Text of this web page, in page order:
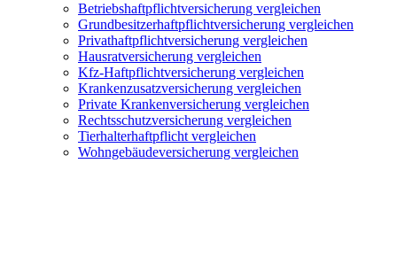
Betriebshaftpflichtversicherung vergleichen
Grundbesitzerhaftpflichtversicherung vergleichen
Privathaftpflichtversicherung vergleichen
Hausratversicherung vergleichen
Kfz-Haftpflichtversicherung vergleichen
Krankenzusatzversicherung vergleichen
Private Krankenversicherung vergleichen
Rechtsschutzversicherung vergleichen
Tierhalterhaftpflicht vergleichen
Wohngebäudeversicherung vergleichen